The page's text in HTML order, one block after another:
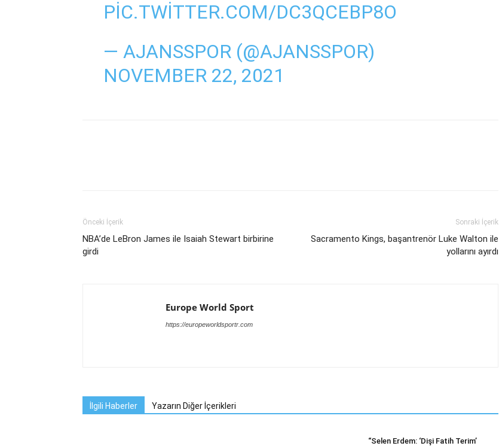
PIC.TWITTER.COM/DC3QCEBP8O
— AJANSSPOR (@AJANSSPOR)
NOVEMBER 22, 2021
Önceki İçerik
NBA’de LeBron James ile Isaiah Stewart birbirine
girdi
Sonraki İçerik
Sacramento Kings, başantrenör Luke Walton ile
yollarını ayırdı
Europe World Sport
https://europeworldsportr.com
İlgili Haberler Yazarın Diğer İçerikleri
“Selen Erdem: ‘Dişi Fatih Terim’